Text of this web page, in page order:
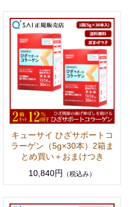
キューサイ ひざサポートコ
ラーゲン（5g×30本）2箱ま
とめ買い＋おまけつき
10,840円
（税込み）